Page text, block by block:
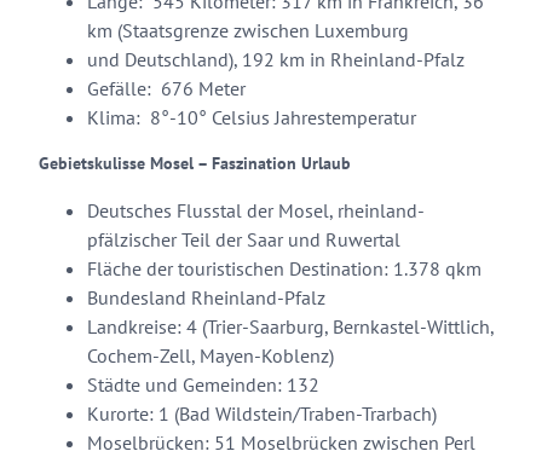
km (Staatsgrenze zwischen Luxemburg
und Deutschland), 192 km in Rheinland-Pfalz
Gefälle: 676 Meter
Klima: 8°-10° Celsius Jahrestemperatur
Gebietskulisse Mosel – Faszination Urlaub
Deutsches Flusstal der Mosel, rheinland-
pfälzischer Teil der Saar und Ruwertal
Fläche der touristischen Destination: 1.378 qkm
Bundesland Rheinland-Pfalz
Landkreise: 4 (Trier-Saarburg, Bernkastel-Wittlich,
Cochem-Zell, Mayen-Koblenz)
Städte und Gemeinden: 132
Kurorte: 1 (Bad Wildstein/Traben-Trarbach)
Moselbrücken: 51 Moselbrücken zwischen Perl